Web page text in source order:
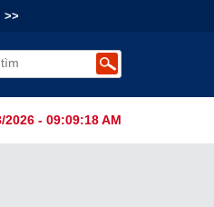
>>
- 09:09:19 AM
Nhượng Quyền: Lợi Nhuận